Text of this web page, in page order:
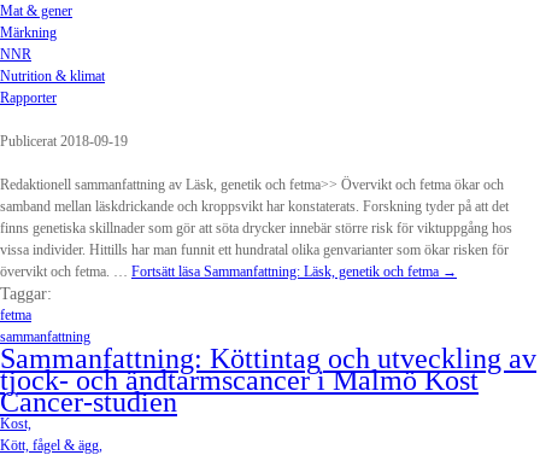
Mat & gener
Märkning
NNR
Nutrition & klimat
Rapporter
Publicerat 2018-09-19
Redaktionell sammanfattning av Läsk, genetik och fetma>> Övervikt och fetma ökar och
samband mellan läskdrickande och kroppsvikt har konstaterats. Forskning tyder på att det
finns genetiska skillnader som gör att söta drycker innebär större risk för viktuppgång hos
vissa individer. Hittills har man funnit ett hundratal olika genvarianter som ökar risken för
övervikt och fetma. … Fortsätt läsa Sammanfattning: Läsk, genetik och fetma →
Taggar:
fetma
sammanfattning
Sammanfattning: Köttintag och utveckling av
tjock- och ändtarmscancer i Malmö Kost
Cancer-studien
Kost,
Kött, fågel & ägg,